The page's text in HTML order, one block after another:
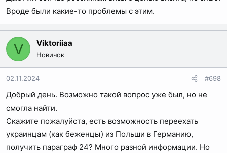
Вроде были какие-то проблемы с этим.
V Viktoriiaa
Новичок
02.11.2024 #698
Добрый день. Возможно такой вопрос уже был, но не
смогла найти.
Скажите пожалуйста, есть возможность переехать
украинцам (как беженцы) из Польши в Германию,
получить параграф 24? Много разной информации. Но